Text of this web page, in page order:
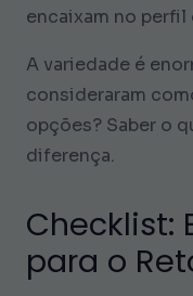
encaixam no perfil
A variedade é
consideraram
opções? Saber o
diferença.
Checklist:
para o